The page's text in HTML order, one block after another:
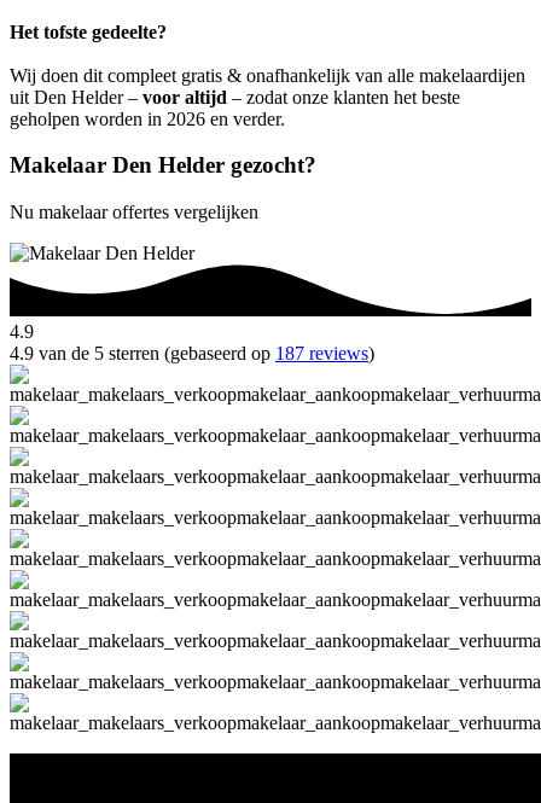
Het tofste gedeelte?
Wij doen dit compleet gratis & onafhankelijk van alle makelaardijen
uit Den Helder – voor altijd – zodat onze klanten het beste
geholpen worden in 2026 en verder.
Makelaar Den Helder gezocht?
Nu makelaar offertes vergelijken
4.9
4.9 van de 5 sterren (gebaseerd op 187 reviews)